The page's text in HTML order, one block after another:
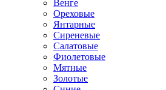
Венге
Ореховые
Янтарные
Сиреневые
Салатовые
Фиолетовые
Мятные
Золотые